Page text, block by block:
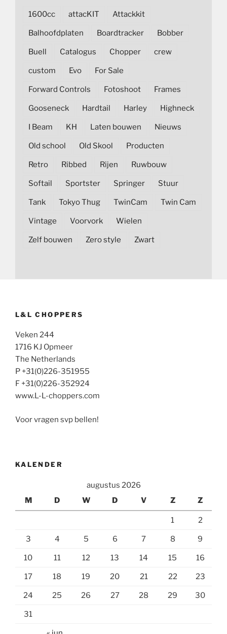
1600cc attacKIT Attackkit
Balhoofdplaten Boardtracker Bobber
Buell Catalogus Chopper crew
custom Evo For Sale
Forward Controls Fotoshoot Frames
Gooseneck Hardtail Harley Highneck
I Beam KH Laten bouwen Nieuws
Old school Old Skool Producten
Retro Ribbed Rijen Ruwbouw
Softail Sportster Springer Stuur
Tank Tokyo Thug TwinCam Twin Cam
Vintage Voorvork Wielen
Zelf bouwen Zero style Zwart
L&L CHOPPERS
Veken 244
1716 KJ Opmeer
The Netherlands
P +31(0)226-351955
F +31(0)226-352924
www.L-L-choppers.com
Voor vragen svp bellen!
KALENDER
augustus 2026
M
D W D V Z Z
1 2
3 4 5 6 7 8 9
10 11 12 13 14 15 16
17 18 19 20 21 22 23
24 25 26 27 28 29 30
31